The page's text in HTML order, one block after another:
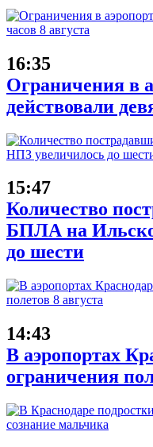
16:35
Ограничения в
действовали
15:47
Количество
БПЛА на
до шести
14:43
В аэропортах
ограничения